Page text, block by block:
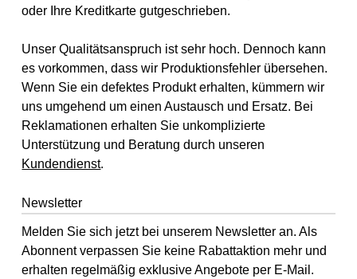
oder Ihre Kreditkarte gutgeschrieben.
Unser Qualitätsanspruch ist sehr hoch. Dennoch kann
es vorkommen, dass wir Produktionsfehler übersehen.
Wenn Sie ein defektes Produkt erhalten, kümmern wir
uns umgehend um einen Austausch und Ersatz. Bei
Reklamationen erhalten Sie unkomplizierte
Unterstützung und Beratung durch unseren
Kundendienst.
Newsletter
Melden Sie sich jetzt bei unserem Newsletter an. Als
Abonnent verpassen Sie keine Rabattaktion mehr und
erhalten regelmäßig exklusive Angebote per E-Mail.